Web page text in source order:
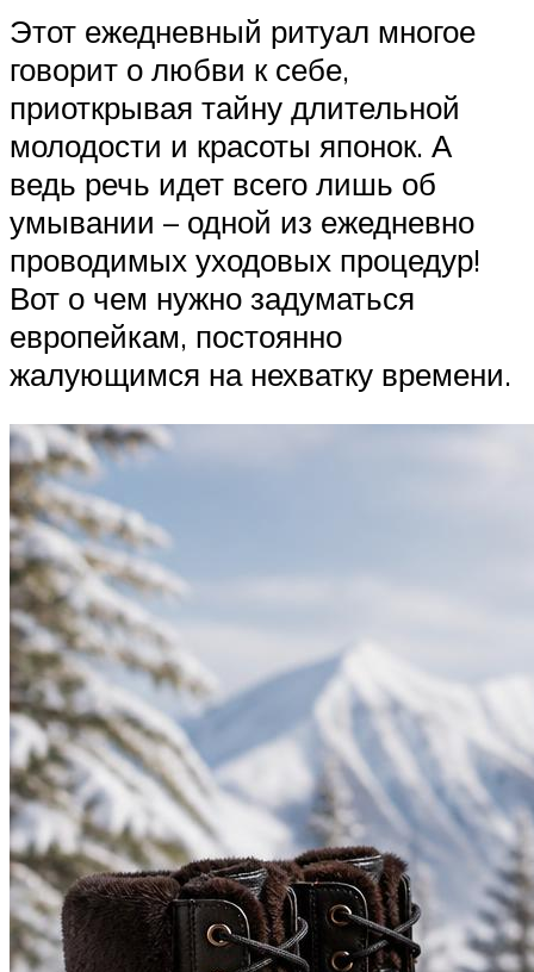
Этот ежедневный ритуал многое
говорит о любви к себе,
приоткрывая тайну длительной
молодости и красоты японок. А
ведь речь идет всего лишь об
умывании – одной из ежедневно
проводимых уходовых процедур!
Вот о чем нужно задуматься
европейкам, постоянно
жалующимся на нехватку времени.